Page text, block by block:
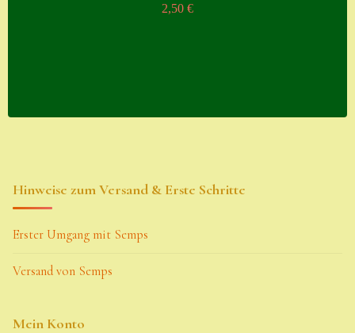
2,50 €
Hinweise zum Versand & Erste Schritte
Erster Umgang mit Semps
Versand von Semps
Mein Konto